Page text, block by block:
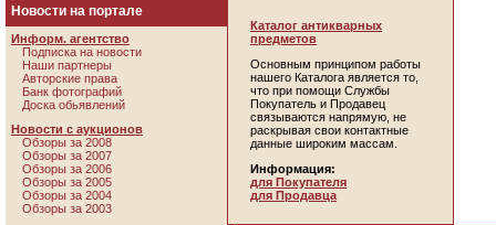
Новости на портале
Информ. агентство
Подписка на новости
Наши партнеры
Авторские права
Банк фотографий
Доска обьявлений
Новости с аукционов
Обзоры за 2008
Обзоры за 2007
Обзоры за 2006
Обзоры за 2005
Обзоры за 2004
Обзоры за 2003
Каталог антикварных
предметов
Основным принципом работы
нашего Каталога является то,
что при помощи Службы
Покупатель и Продавец
связываются напрямую, не
раскрывая свои контактные
данные широким массам.
Информация:
для Покупателя
для Продавца